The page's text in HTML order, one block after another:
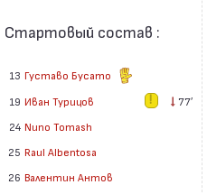
Стартовый состав :
13 Густаво Бусато
19 Иван Турицов
77′
24 Nuno Tomash
25 Raul Albentosa
26 Валентин Антов